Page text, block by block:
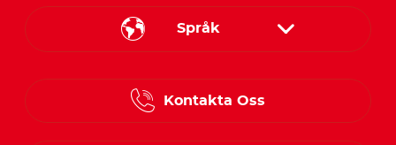
Språk
Kontakta Oss